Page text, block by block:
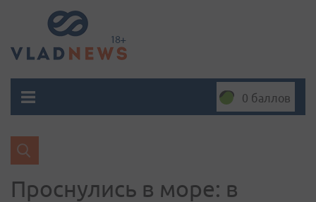
0 баллов
Проснулись в море: в